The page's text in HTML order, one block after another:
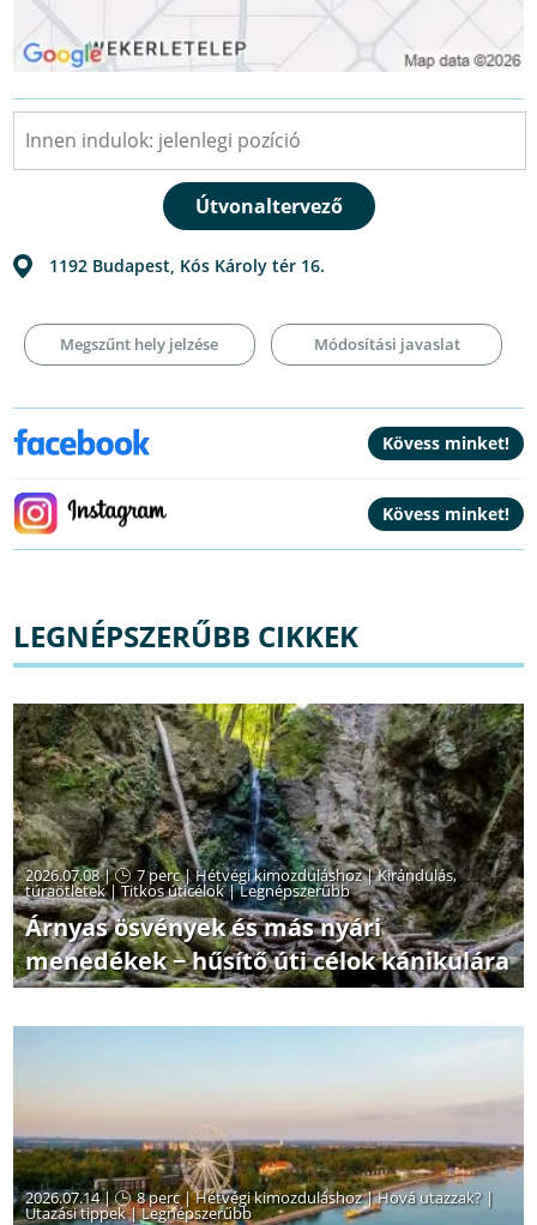
1192 Budapest Kós Károly tér 16.
Megszűnt hely jelzése Módosítási javaslat
LEGNÉPSZERŰBB CIKKEK
2026.07.08 | 7 perc|Hétvégi kimozduláshoz|Kirándulás,
túraötletek|Titkos úticélok|Legnépszerűbb
Árnyas ösvények és más nyári
menedékek − hűsítő úti célok kánikulára
2026.07.14 | 8 perc|Hétvégi kimozduláshoz|Hová utazzak? |
Utazási tippek|Legnépszerűbb